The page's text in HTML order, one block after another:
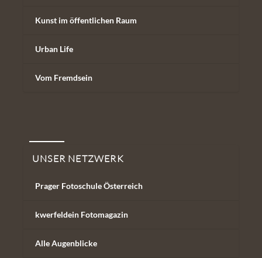
Kunst im öffentlichen Raum
Urban Life
Vom Fremdsein
Unser Netzwerk
UNSER NETZWERK
Prager Fotoschule Österreich
kwerfeldein Fotomagazin
Alle Augenblicke